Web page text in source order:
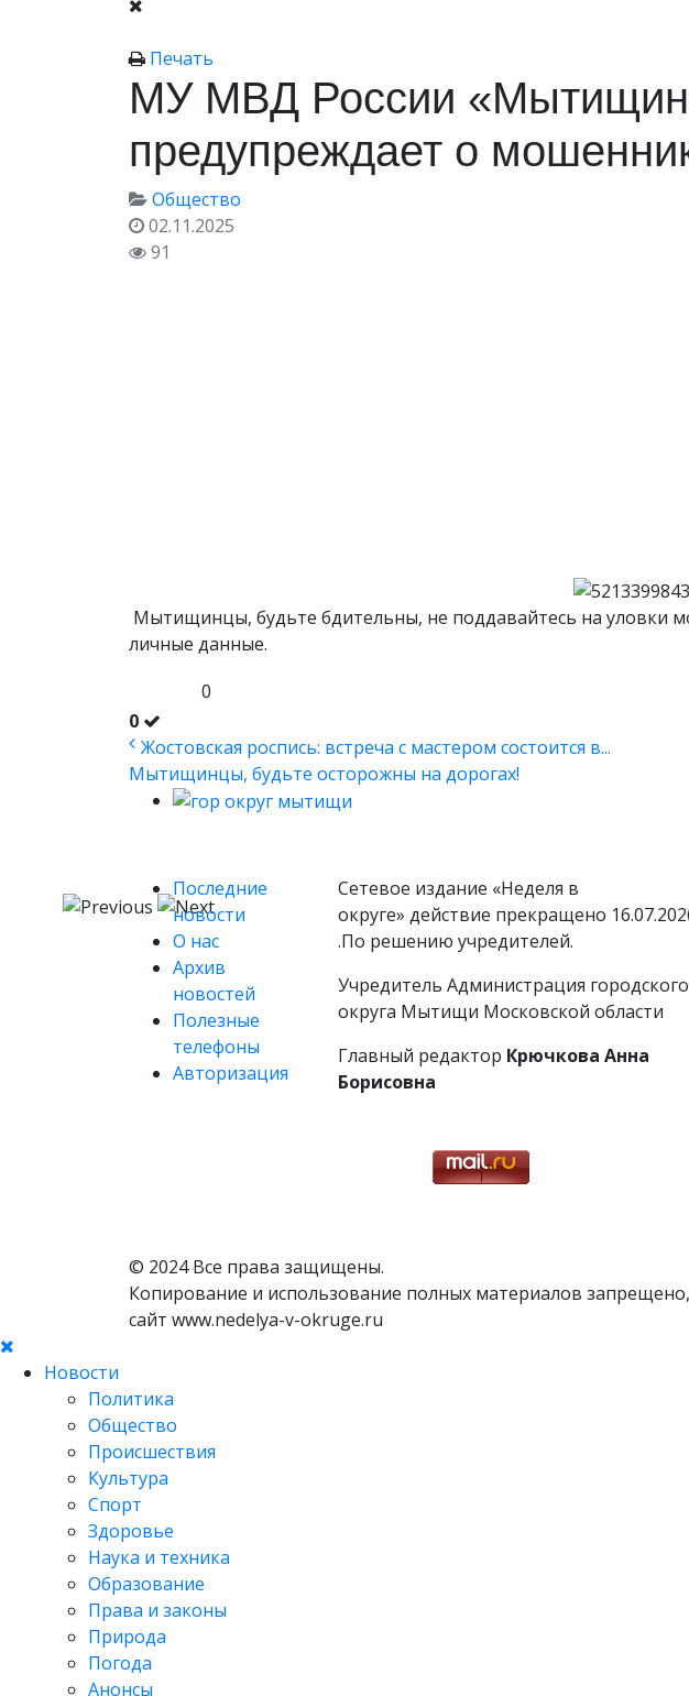
Печать
МУ МВД России
предупреждает о
Общество
02.11.2025
91
Мытищинцы, будьте бдительны, не поддавайтесь на уловки
личные данные.
0
0
Жостовская роспись: встреча с мастером состоится в...
Мытищинцы, будьте осторожны на дорогах!
Последние
новости
О нас
Архив
новостей
Полезные
телефоны
Авторизация
Сетевое издание «Неделя в
округе» действие прекращено
.По решению учредителей.
Учредитель Администрация городского
округа Мытищи Московской области
Главный редактор Крючкова Анна
Борисовна
© 2024 Все права защищены.
Копирование и использование полных материалов
сайт www.nedelya-v-okruge.ru
Новости
Политика
Общество
Происшествия
Культура
Спорт
Здоровье
Наука и техника
Образование
Права и законы
Природа
Погода
Анонсы